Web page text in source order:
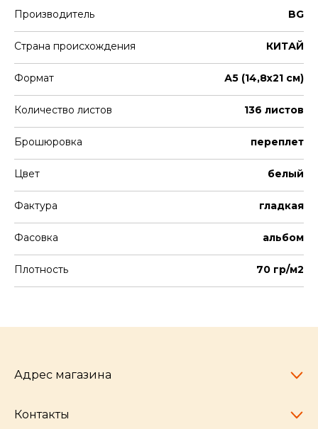
Производитель BG
Страна происхождения КИТАЙ
Формат А5 (14,8х21 см)
Количество листов 136 листов
Брошюровка переплет
Цвет белый
Фактура гладкая
Фасовка альбом
Плотность 70 гр/м2
Адрес магазина
Челябинск,
Контакты